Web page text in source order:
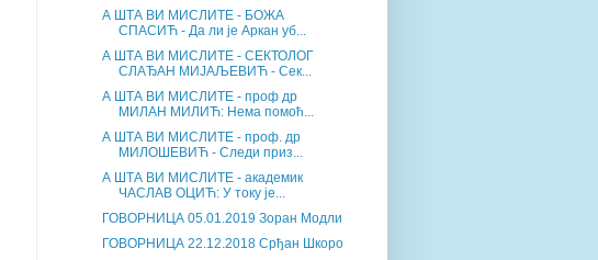
А ШТА ВИ МИСЛИТЕ - БОЖА
СПАСИЋ - Да ли је Аркан уб...
А ШТА ВИ МИСЛИТЕ - СЕКТОЛОГ
СЛАЂАН МИЈАЉЕВИЋ - Сек...
А ШТА ВИ МИСЛИТЕ - проф др
МИЛАН МИЛИЋ: Нема помоћ...
А ШТА ВИ МИСЛИТЕ - проф. др
МИЛОШЕВИЋ - Следи приз...
А ШТА ВИ МИСЛИТЕ - академик
ЧАСЛАВ ОЦИЋ: У току је...
ГОВОРНИЦА 05.01.2019 Зоран Модли
ГОВОРНИЦА 22.12.2018 Срђан Шкоро